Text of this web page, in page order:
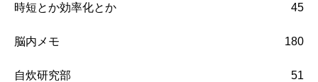
時短とか効率化とか 45
脳内メモ 180
自炊研究部 51